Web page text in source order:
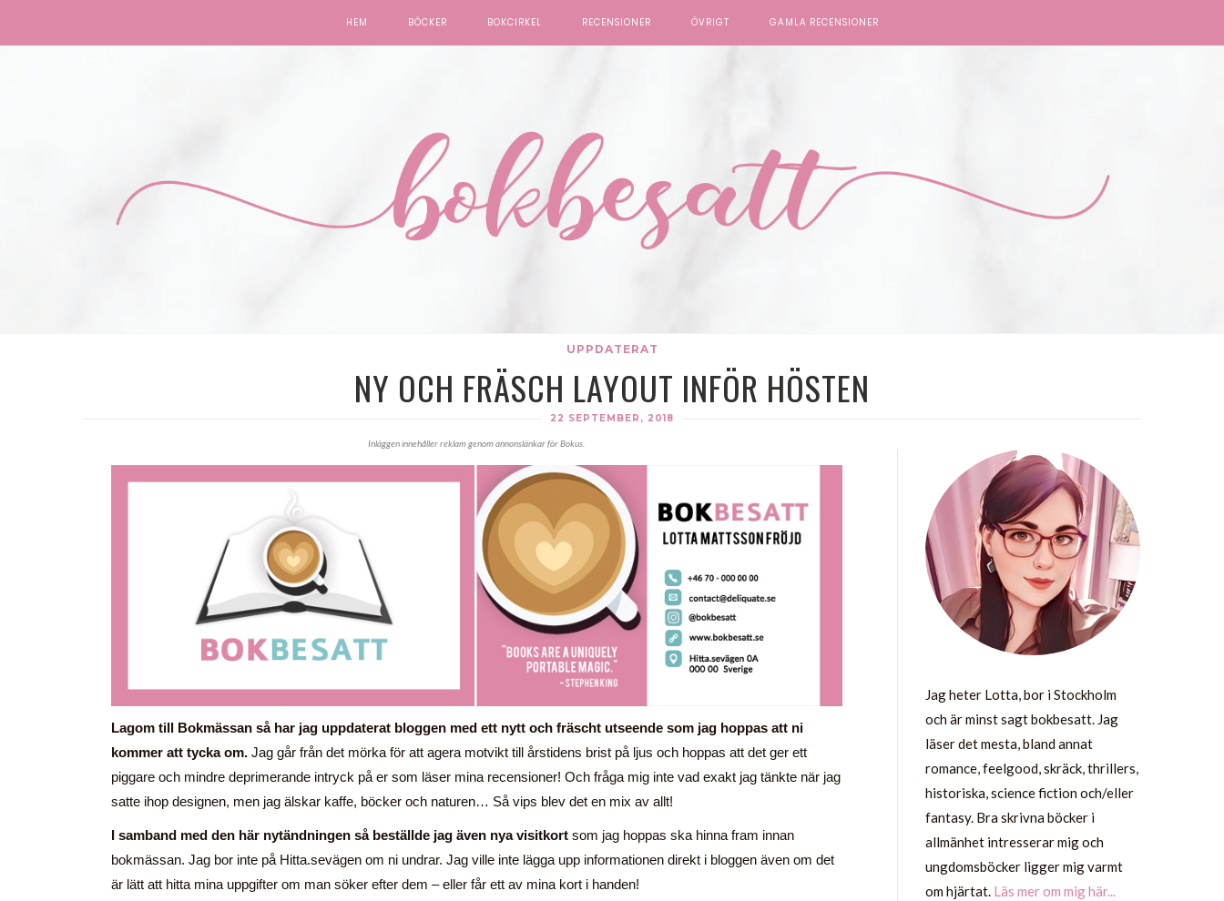
HEM BÖCKER BOKCIRKEL RECENSIONER ÖVRIGT GAMLA RECENSIONER
UPPDATERAT
NY OCH FRÄSCH LAYOUT INFÖR HÖSTEN
22 SEPTEMBER, 2018
Inläggen innehåller reklam genom annonslänkar för Bokus.
Lagom till Bokmässan så har jag uppdaterat bloggen med ett nytt och fräscht utseende som jag hoppas att ni
kommer att tycka om. Jag går från det mörka för att agera motvikt till årstidens brist på ljus och hoppas att det ger ett
piggare och mindre deprimerande intryck på er som läser mina recensioner! Och fråga mig inte vad exakt jag tänkte när jag
satte ihop designen, men jag älskar kaffe, böcker och naturen… Så vips blev det en mix av allt!
I samband med den här nytändningen så beställde jag även nya visitkort som jag hoppas ska hinna fram innan
bokmässan. Jag bor inte på Hitta.sevägen om ni undrar. Jag ville inte lägga upp informationen direkt i bloggen även om det
är lätt att hitta mina uppgifter om man söker efter dem – eller får ett av mina kort i handen!
Jag heter Lotta, bor i Stockholm
och är minst sagt bokbesatt. Jag
läser det mesta, bland annat
romance, feelgood, skräck, thrillers,
historiska, science fiction och/eller
fantasy. Bra skrivna böcker i
allmänhet intresserar mig och
ungdomsböcker ligger mig varmt
om hjärtat. Läs mer om mig här...